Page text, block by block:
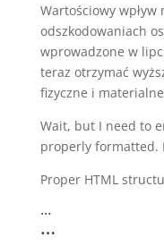
Wartościowy
odszkodowaniach
wprowadzone w
teraz otrzymać
fizyczne i
Wait, but I need to
properly formatted.
Proper HTML
…
…